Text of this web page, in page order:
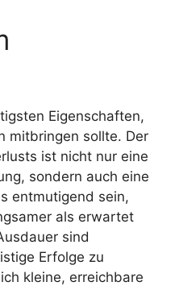
Eigenschaften,
mitbringen sollte. Der
ist nicht nur eine
sondern auch eine
entmutigend sein,
als erwartet
sind
Erfolge zu
kleine, erreichbare